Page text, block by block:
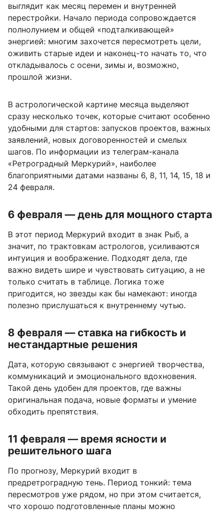
выглядит как месяц перемен и внутренней
перестройки. Начало периода сопровождается
полнолунием и общей «подталкивающей»
энергией: многим захочется пересмотреть цели,
оживить старые идеи и наконец-то начать то, что
откладывалось с осени, зимы и, возможно,
прошлой жизни.
В астрологической картине месяца выделяют
сразу несколько точек, которые считают особенно
удобными для стартов: запусков проектов, важных
заявлений, новых договоренностей и смелых
шагов. По информации из телеграм-канала
«Ретроградный Меркурий», наиболее
благоприятными датами названы 6, 8, 11, 14, 15, 18 и
24 февраля.
6 февраля — день для мощного старта
В этот период Меркурий входит в знак Рыб, а
значит, по трактовкам астрологов, усиливаются
интуиция и воображение. Подходят дела, где
важно видеть шире и чувствовать ситуацию, а не
только считать в таблице. Логика тоже
пригодится, но звезды как бы намекают: иногда
полезно прислушаться к внутреннему чутью.
8 февраля — ставка на гибкость и
нестандартные решения
Дата, которую связывают с энергией творчества,
коммуникаций и эмоционального вдохновения.
Такой день удобен для проектов, где важны
оригинальная подача, новые форматы и умение
обходить препятствия.
11 февраля — время ясности и
решительного шага
По прогнозу, Меркурий входит в
предретроградную тень. Период тонкий: тема
пересмотров уже рядом, но при этом считается,
что хорошо подготовленные планы можно